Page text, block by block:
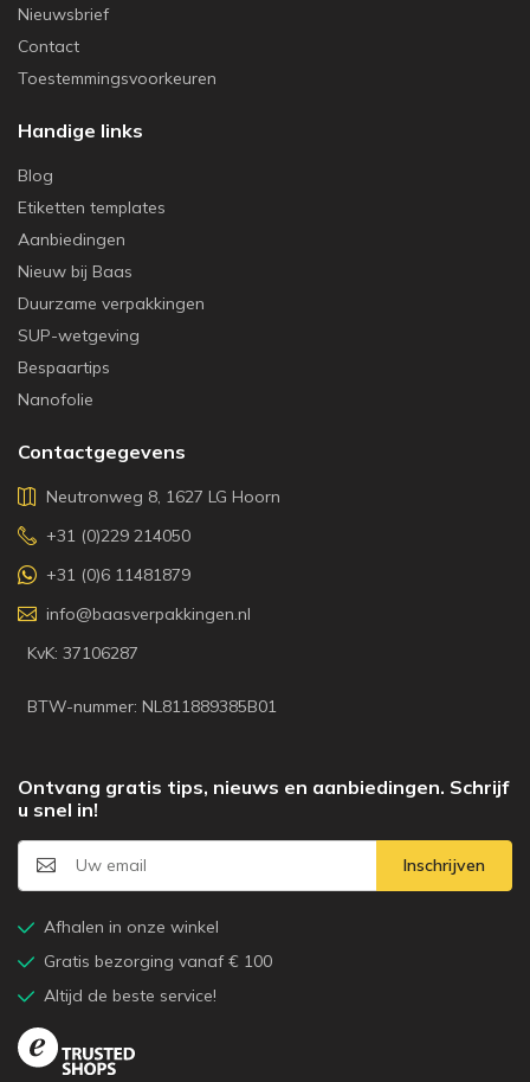
Nieuwsbrief
Contact
Toestemmingsvoorkeuren
Handige links
Blog
Etiketten templates
Aanbiedingen
Nieuw bij Baas
Duurzame verpakkingen
SUP-wetgeving
Bespaartips
Nanofolie
Contactgegevens
Neutronweg 8, 1627 LG Hoorn
+31 (0)229 214050
+31 (0)6 11481879
info@baasverpakkingen.nl
KvK: 37106287
BTW-nummer: NL811889385B01
Ontvang gratis tips, nieuws en aanbiedingen. Schrijf
u snel in!
Inschrijven
Afhalen in onze winkel
Gratis bezorging vanaf € 100
Altijd de beste service!